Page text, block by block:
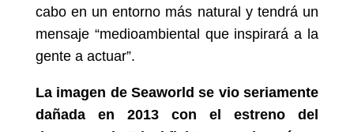
cabo en un entorno más natural y tendrá un
mensaje “medioambiental que inspirará a la
gente a actuar”.
La imagen de Seaworld se vio seriamente
dañada en 2013 con el estreno del